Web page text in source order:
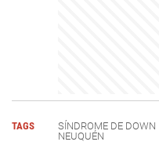
TAGS SÍNDROME DE DOWN
NEUQUÉN